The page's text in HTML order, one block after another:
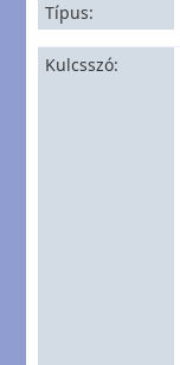
Típus
Kulcsszó